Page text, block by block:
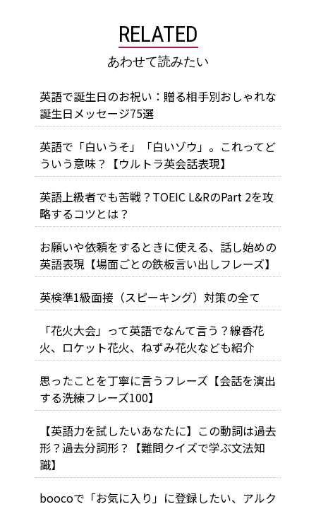
RELATED
あわせて読みたい
英語で誕生日のお祝い：贈る相手別おしゃれな
誕生日メッセージ75選
英語で「白いうそ」「白いゾウ」。これってど
ういう意味？【ウルトラ英会話表現】
英語上級者でも苦戦？TOEIC L&RのPart 2を攻
略するコツとは？
お願いや依頼をするときに使える、話し始めの
英語表現【場面ごとの鉄板言い出しフレーズ】
英検準1級面接（スピーキング）対策の全て
「花火大会」って英語でなんて言う？線香花
火、ロケット花火、ねずみ花火なども紹介
思ったことを丁寧に言うフレーズ【会話を演出
する洗練フレーズ100】
【英語力を試したいあなたに】この動詞は過去
形？過去分詞形？【難問クイズで学ぶ文法知
識】
boocoで「お気に入り」に登録したい、アルク